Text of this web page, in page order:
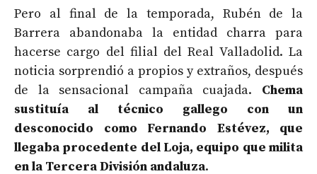
Pero al final de la temporada, Rubén de la
Barrera abandonaba la entidad charra para
hacerse cargo del filial del Real Valladolid. La
noticia sorprendió a propios y extraños, después
de la sensacional campaña cuajada. Chema
sustituía al técnico gallego con un
desconocido como Fernando Estévez, que
llegaba procedente del Loja, equipo que milita
en la Tercera División andaluza.